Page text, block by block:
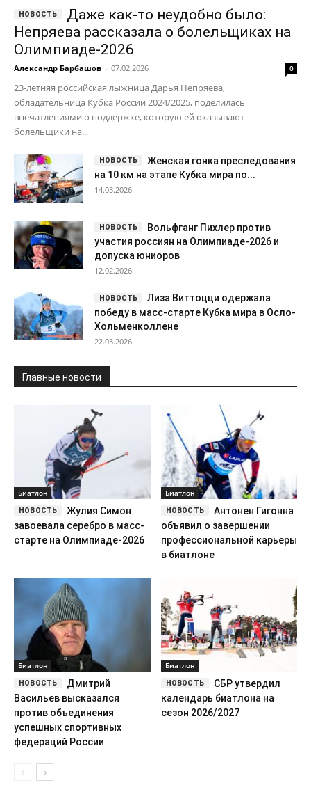
Даже как-то неудобно было:
Непряева рассказала о болельщиках на
Олимпиаде-2026
Александр Барбашов - 07.02.2026 0
23-летняя российская лыжница Дарья Непряева,
обладательница Кубка России 2024/2025, поделилась
впечатлениями о поддержке, которую ей оказывают
болельщики на...
Женская гонка преследования
на 10 км на этапе Кубка мира по...
14.03.2026
Вольфганг Пихлер против
участия россиян на Олимпиаде-2026 и
допуска юниоров
12.02.2026
Лиза Виттоцци одержала
победу в масс-старте Кубка мира в Осло-
Хольменколлене
22.03.2026
Главные новости
Биатлон
Жулия Симон
завоевала серебро в масс-
старте на Олимпиаде-2026
Биатлон
Антонен Гигонна
объявил о завершении
профессиональной карьеры
в биатлоне
Биатлон
Дмитрий
Васильев высказался
против объединения
успешных спортивных
федераций России
Биатлон
СБР утвердил
календарь биатлона на
сезон 2026/2027